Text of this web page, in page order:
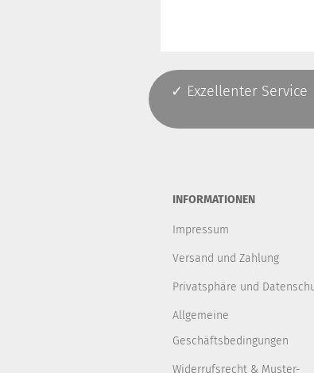
✓ Exzellenter
INFORMATIONEN
Impressum
Versand und Zahlung
Privatsphäre und
Allgemeine
Geschäftsbedingungen
Widerrufsrecht & Muster-